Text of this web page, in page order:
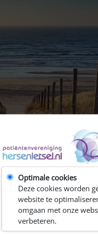
Optimale cookies
Deze cookies worden
website te
omgaan met onze
verbeteren.